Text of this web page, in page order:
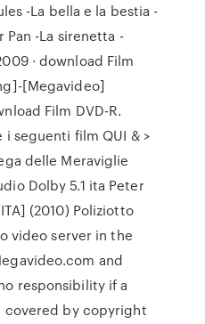
-La bella e la bestia -
Pan -La sirenetta -
· download Film
[Megavideo]
Film DVD-R.
seguenti film QUI & >
delle Meraviglie
Dolby 5.1 ita Peter
(2010) Poliziotto
video server in the
and
responsibility if a
covered by copyright